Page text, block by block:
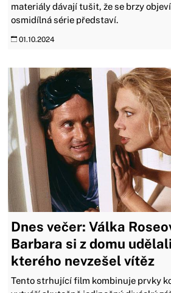
materiály dávají tušit, že se brzy
osmidílná série představí.
01.10.2024
Dnes večer: Válka
Barbara si z domu
kterého nevzešel vítěz
Tento strhující film kombinuje prvky